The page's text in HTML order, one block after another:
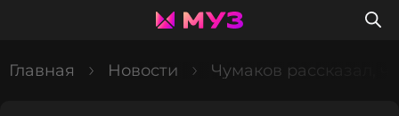
Главная Новости Чумаков рассказал,